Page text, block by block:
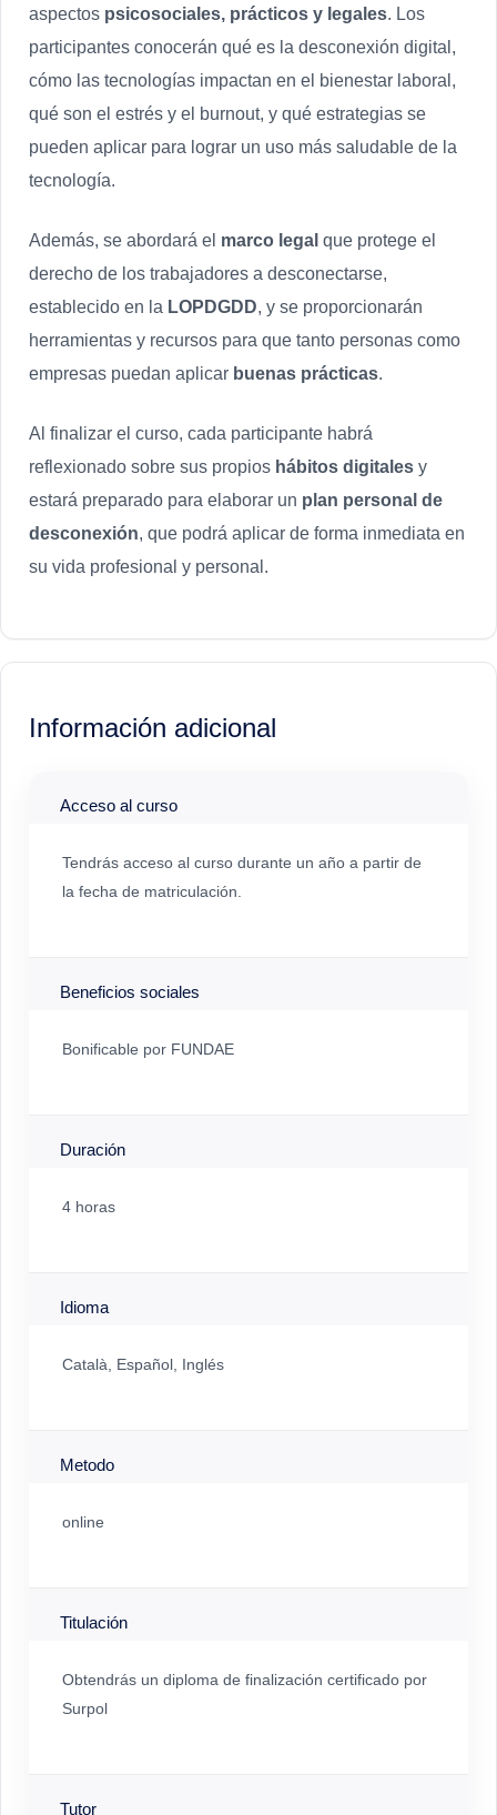
aspectos psicosociales, prácticos y legales. Los
participantes conocerán qué es la desconexión digital,
cómo las tecnologías impactan en el bienestar laboral,
qué son el estrés y el burnout, y qué estrategias se
pueden aplicar para lograr un uso más saludable de la
tecnología.
Además, se abordará el marco legal que protege el
derecho de los trabajadores a desconectarse,
establecido en la LOPDGDD, y se proporcionarán
herramientas y recursos para que tanto personas como
empresas puedan aplicar buenas prácticas.
Al finalizar el curso, cada participante habrá
reflexionado sobre sus propios hábitos digitales y
estará preparado para elaborar un plan personal de
desconexión, que podrá aplicar de forma inmediata en
su vida profesional y personal.
Información adicional
Acceso al curso
Tendrás acceso al curso durante un año a partir de
la fecha de matriculación.
Beneficios sociales
Bonificable por FUNDAE
Duración
4 horas
Idioma
Català, Español, Inglés
Metodo
online
Titulación
Obtendrás un diploma de finalización certificado por
Surpol
Tutor